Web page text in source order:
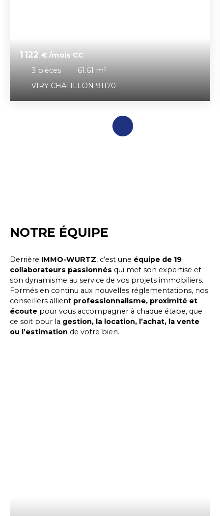
1 122 € /mois CC
3 pièces 61.61 m²
VIRY CHATILLON 91170
NOTRE ÉQUIPE
Derrière IMMO-WURTZ, c’est une équipe de 19
collaborateurs passionnés qui met son expertise et
son dynamisme au service de vos projets immobiliers.
Formés en continu aux nouvelles réglementations, nos
conseillers allient professionnalisme, proximité et
écoute pour vous accompagner à chaque étape, que
ce soit pour la gestion, la location, l’achat, la vente
ou l’estimation de votre bien.